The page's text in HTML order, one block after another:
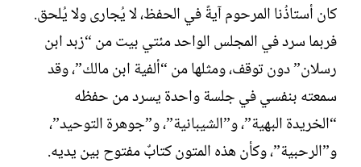
كان أستاذُنا المرحوم آيةً في الحفظ، لا يُجارى ولا يُلحق.
فربما سرد في المجلس الواحد مئتي بيت من “زبد ابن
رسلان” دون توقف، ومثلها من “ألفية ابن مالك”، وقد
سمعته بنفسي في جلسة واحدة يسرد من حفظه
“الخريدة البهية”، و”الشيبانية”، و”جوهرة التوحيد”،
و”الرحبية”، وكأن هذه المتون كتابٌ مفتوح بين يديه.